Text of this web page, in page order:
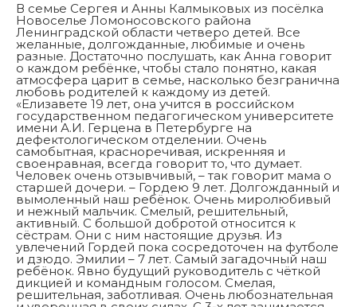
В семье Сергея и Анны Калмыковых из посёлка
Новоселье Ломоносовского района
Ленинградской области четверо детей. Все
желанные, долгожданные, любимые и очень
разные. Достаточно послушать, как Анна говорит
о каждом ребёнке, чтобы стало понятно, какая
атмосфера царит в семье, насколько безгранична
любовь родителей к каждому из детей.
«Елизавете 19 лет, она учится в российском
государственном педагогическом университете
имени А.И. Герцена в Петербурге на
дефектологическом отделении. Очень
самобытная, красноречивая, искренняя и
своенравная, всегда говорит то, что думает.
Человек очень отзывчивый, – так говорит мама о
старшей дочери. – Гордею 9 лет. Долгожданный и
вымоленный наш ребёнок. Очень миролюбивый
и нежный мальчик. Смелый, решительный,
активный. С большой добротой относится к
сёстрам. Они с ним настоящие друзья. Из
увлечений Гордей пока сосредоточен на футболе
и дзюдо. Эмилии – 7 лет. Самый загадочный наш
ребёнок. Явно будущий руководитель с чёткой
дикцией и командным голосом. Смелая,
решительная, заботливая. Очень любознательная